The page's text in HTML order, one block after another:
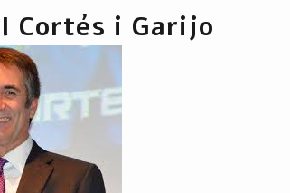
Cortés i Garijo